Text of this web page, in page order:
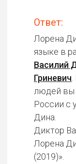
Ответ:
Лорена
языке в
Василий
Гриневич
людей вы
России с
Дина.
Диктор
Лорена
(2019)».